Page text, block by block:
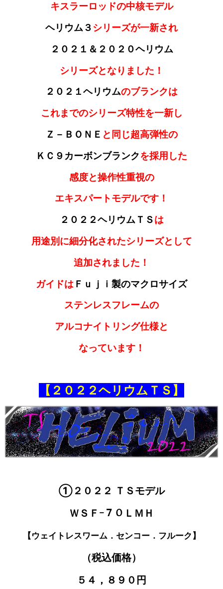
キスラーロッドの中核モデル
ヘリウム３ シリーズが一新され
２０２１＆２０２０ヘリウム
シリーズとなり ました！
２０２１ヘリウムのブランクは
これまでのシリーズ特性を一新し
Ｚ－ＢＯＮＥ と同じ超高弾性の
ＫＣ９カーボンブランクを採用した
感度と操作性重視の
エキスパートモデルです！
２０２２ヘリウムＴＳは
用途別に細分化されたシリーズとして
追加されました！
ガイドは Ｆｕｊｉ製のマクロサイズ
ステンレスフレームの
アルコナイトリング仕様と
なっています！
【２０２２ヘリウムＴＳ】
①２０２２ ＴＳモデル
ＷＳＦｰ７０ＬＭＨ
【ウェイトレスワーム．センコー．フルーク】
（税込価格）
５４，８９０円